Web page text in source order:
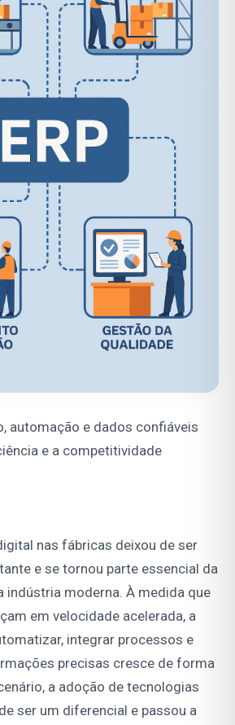
automação e dados confiáveis
e a competitividade
nas fábricas deixou de ser
e se tornou parte essencial da
indústria moderna. À medida que
em velocidade acelerada, a
integrar processos e
precisas cresce de forma
a adoção de tecnologias
ser um diferencial e passou a